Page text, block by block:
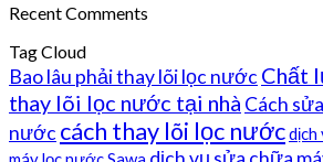
Recent Comments
Tag Cloud
Bao lâu phải thay lõi lọc nước Chất
thay lõi lọc nước tại nhà Cách
nước cách thay lõi lọc nướcdịch